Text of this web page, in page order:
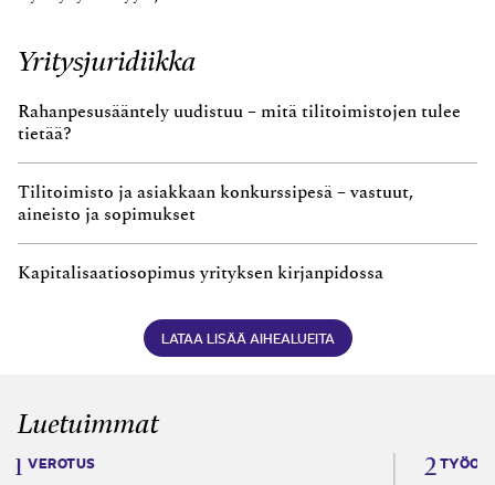
Yritysjuridiikka
Rahanpesusääntely uudistuu – mitä tilitoimistojen tulee
tietää?
Tilitoimisto ja asiakkaan konkurssipesä – vastuut,
aineisto ja sopimukset
Kapitalisaatiosopimus yrityksen kirjanpidossa
LATAA LISÄÄ AIHEALUEITA
Luetuimmat
VEROTUS